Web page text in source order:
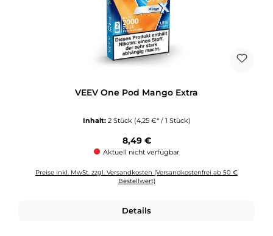
VEEV One Pod Mango Extra
Inhalt: 2 Stück (4,25 €* / 1 Stück)
Regulärer Preis:
8,49 €
Aktuell nicht verfügbar
Preise inkl. MwSt. zzgl. Versandkosten (Versandkostenfrei ab 50 €
Bestellwert)
Details